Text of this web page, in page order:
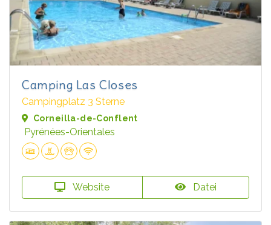
Camping Las Closes
Campingplatz 3 Sterne
Corneilla-de-Conflent
Pyrénées-Orientales
Website Datei